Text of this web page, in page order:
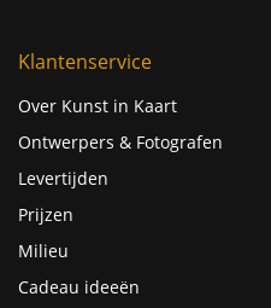
Klantenservice
Over Kunst in Kaart
Ontwerpers & Fotografen
Levertijden
Prijzen
Milieu
Cadeau ideeën